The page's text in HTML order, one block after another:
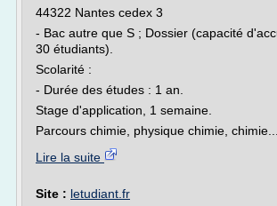
44322 Nantes cedex 3
- Bac autre que S ; Dossier (capacité
30 étudiants).
Scolarité :
- Durée des études : 1 an.
Stage d'application, 1 semaine.
Parcours chimie, physique chimie, chimie...
Lire la suite
Site : letudiant.fr